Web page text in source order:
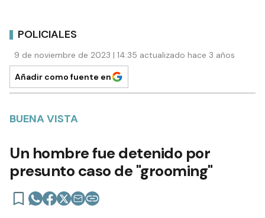
POLICIALES
9 de noviembre de 2023 | 14:35 actualizado hace 3 años
Añadir como fuente en
BUENA VISTA
Un hombre fue detenido por
presunto caso de "grooming"